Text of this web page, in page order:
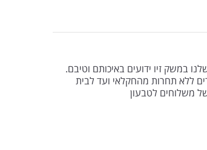
במשק זיו ידועים באיכותם וטיבם.
ללא תחרות מהחקלאי ועד לבית
משלוחים לטבעון